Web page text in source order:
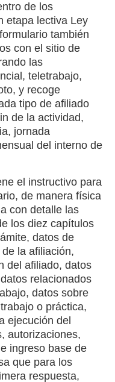
de los
etapa lectiva Ley
también
con el sitio de
las
teletrabajo,
y recoge
tipo de afiliado
de la actividad,
jornada
del interno de
el instructivo para
de manera física
con detalle las
los diez capítulos
datos de
la afiliación,
del afiliado, datos
relacionados
datos sobre
o práctica,
ejecución del
autorizaciones,
ingreso base de
que para los
respuesta,